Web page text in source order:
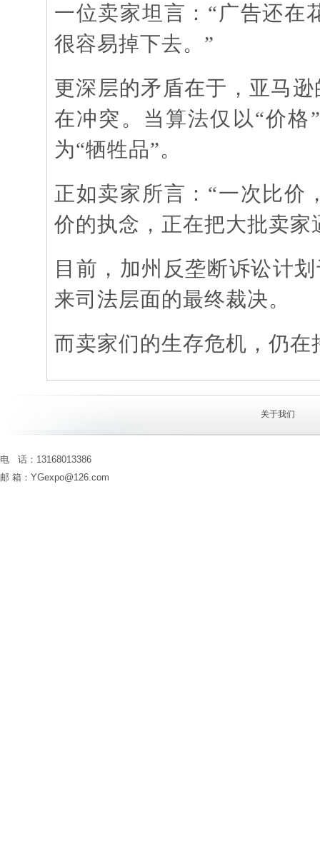
一位卖家坦言： “广告还在
很容易掉下去。”
更深层的矛盾在于，亚马逊
在冲突。当算法仅以“价
为“牺牲品”。
正如卖家所言： “一次比价
价的执念，正在把大批卖家
目前，加州反垄断诉讼计
来司法层面的最终裁决。
而卖家们的生存危机，仍在
关于我们
电 话：13168013386
邮 箱：YGexpo@126.com